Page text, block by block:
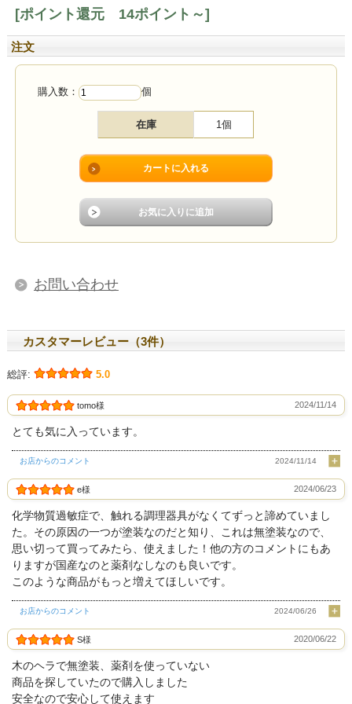
[ポイント還元 14ポイント～]
注文
購入数： 個
在庫 1個
お問い合わせ
カスタマーレビュー（3件）
総評: 5.0
tomo様 2024/11/14
とても気に入っています。
お店からのコメント 2024/11/14
e様 2024/06/23
化学物質過敏症で、触れる調理器具がなくてずっと諦めていまし
た。その原因の一つが塗装なのだと知り、これは無塗装なので、
思い切って買ってみたら、使えました！他の方のコメントにもあ
りますが国産なのと薬剤なしなのも良いです。
このような商品がもっと増えてほしいです。
お店からのコメント 2024/06/26
S様 2020/06/22
木のヘラで無塗装、薬剤を使っていない
商品を探していたので購入しました
安全なので安心して使えます